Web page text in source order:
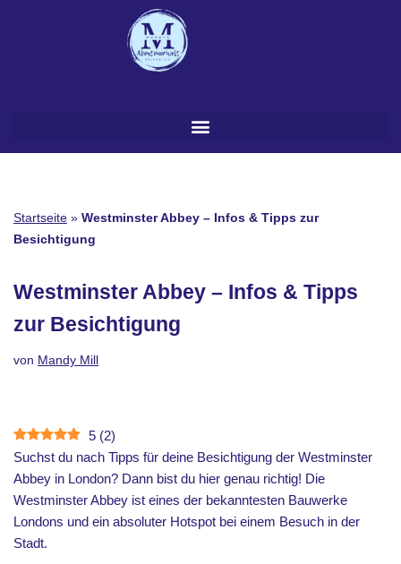
Startseite » Westminster Abbey – Infos & Tipps zur
Besichtigung
Westminster Abbey – Infos & Tipps
zur Besichtigung
von Mandy Mill
5 (2)
Suchst du nach Tipps für deine Besichtigung der Westminster
Abbey in London? Dann bist du hier genau richtig! Die
Westminster Abbey ist eines der bekanntesten Bauwerke
Londons und ein absoluter Hotspot bei einem Besuch in der
Stadt.